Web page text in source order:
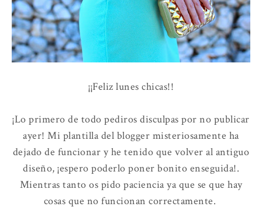
¡¡Feliz lunes chicas!!
¡Lo primero de todo pediros disculpas por no publicar
ayer! Mi plantilla del blogger misteriosamente ha
dejado de funcionar y he tenido que volver al antiguo
diseño, ¡espero poderlo poner bonito enseguida!.
Mientras tanto os pido paciencia ya que se que hay
cosas que no funcionan correctamente.